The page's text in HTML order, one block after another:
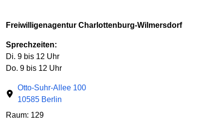
Freiwilligenagentur Charlottenburg-Wilmersdorf
Sprechzeiten:
Di. 9 bis 12 Uhr
Do. 9 bis 12 Uhr
Otto-Suhr-Allee 100
10585 Berlin
Raum: 129